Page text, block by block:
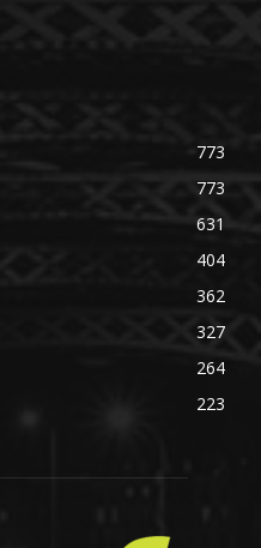
773
773
631
404
362
327
264
223